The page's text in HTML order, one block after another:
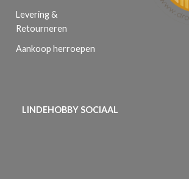
Levering &
Retourneren
Aankoop herroepen
LINDEHOBBY SOCIAAL